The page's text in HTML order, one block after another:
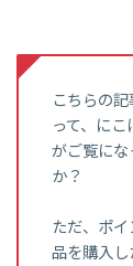
こちらの
って、に
がご覧にな
か？
ただ、ポ
品を購入